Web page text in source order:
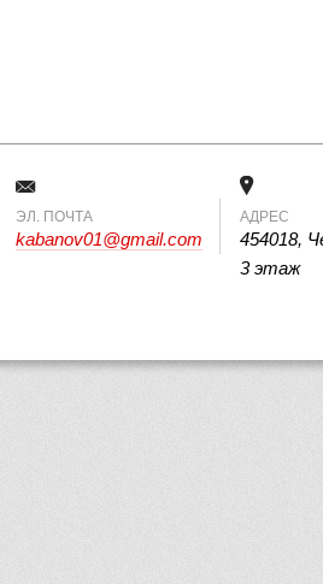
ЭЛ. ПОЧТА
kabanov01@gmail.com
АДРЕС
454018,
3 этаж